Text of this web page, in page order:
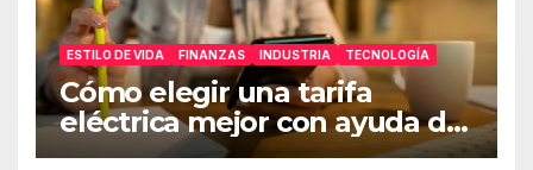
ESTILO DE VIDA FINANZAS INDUSTRIA TECNOLOGÍA
Cómo elegir una tarifa
eléctrica mejor con ayuda de
una app de ahorro